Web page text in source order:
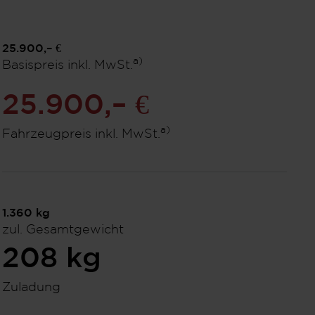
25.900,– €
Basispreis inkl. MwSt. a)
25.900,– €
Fahrzeugpreis inkl. MwSt. a)
1.360 kg
zul. Gesamtgewicht
208 kg
Zuladung